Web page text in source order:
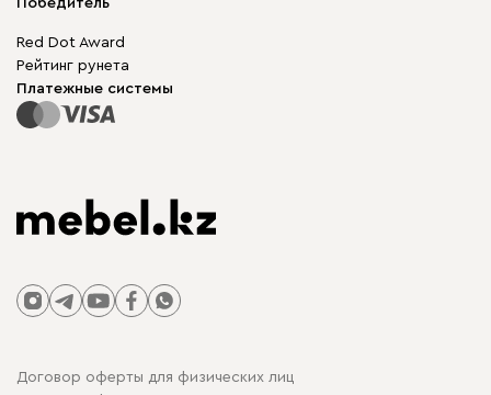
Гарантия
Карта сайта
Модульная мебель
Столы и стулья
Red Dot Award
Рейтинг рунета
Платежные системы
Договор оферты для физических лиц